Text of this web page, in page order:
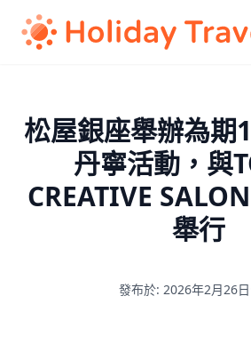
松屋銀座舉辦為期
丹寧活動，與
CREATIVE
舉行
發布於: 2026年2月26日